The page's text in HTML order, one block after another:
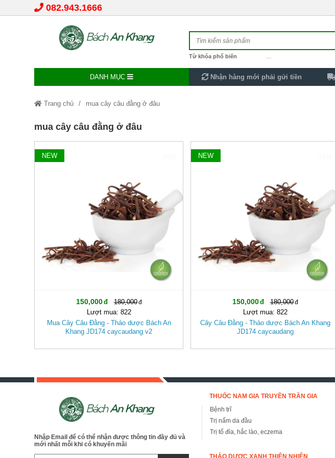
082.943.1666
Từ khóa phổ biến
DANH MỤC Nhận hàng mới phải gửi tiền
Trang chủ mua cây câu đằng ở đâu
mua cây câu đằng ở đâu
NEW
150,000
180,000
Lượt mua: 822
Mua Cây Câu Đằng - Thảo dược Bách An
Khang JD174 caycaudang v2
NEW
150,000
180,000
Lượt mua: 822
Cây Câu Đằng - Thảo dược Bách An Khang
JD174 caycaudang
Nhập Email để có thể nhận được thông tin đầy đủ và
mới nhất mỗi khi có khuyến mãi
THUỐC NAM GIA TRUYỀN TRẦN GIA
Bệnh trĩ
Trị nấm da đầu
Trị tổ đỉa, hắc lào, eczema
THẢO DƯỢC XANH THIÊN NHIÊN